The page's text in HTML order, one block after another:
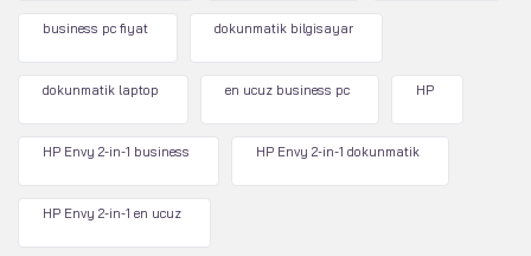
business pc fiyat dokunmatik bilgisayar
dokunmatik laptop en ucuz business pc HP
HP Envy 2-in-1 business HP Envy 2-in-1 dokunmatik
HP Envy 2-in-1 en ucuz